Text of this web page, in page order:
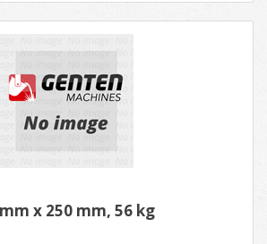
x 250 mm, 56 kg